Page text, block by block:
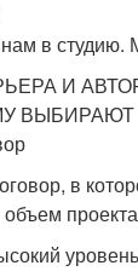
в студию.
И
ВЫБИРАЮТ
в